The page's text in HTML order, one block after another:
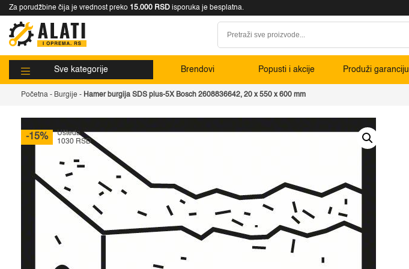
Za porudžbine čija je vrednost preko 15.000 RSD isporuka je besplatna.
Sve kategorije Brendovi Popusti i akcije Produži garanciju
Početna - Burgije - Hamer burgija SDS plus-5X Bosch 2608836642, 20 x 550 x 600 mm
-15%
Ušteda
1030 RSD